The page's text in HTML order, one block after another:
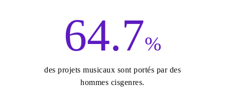
64.7%
des projets musicaux sont portés par des
hommes cisgenres.